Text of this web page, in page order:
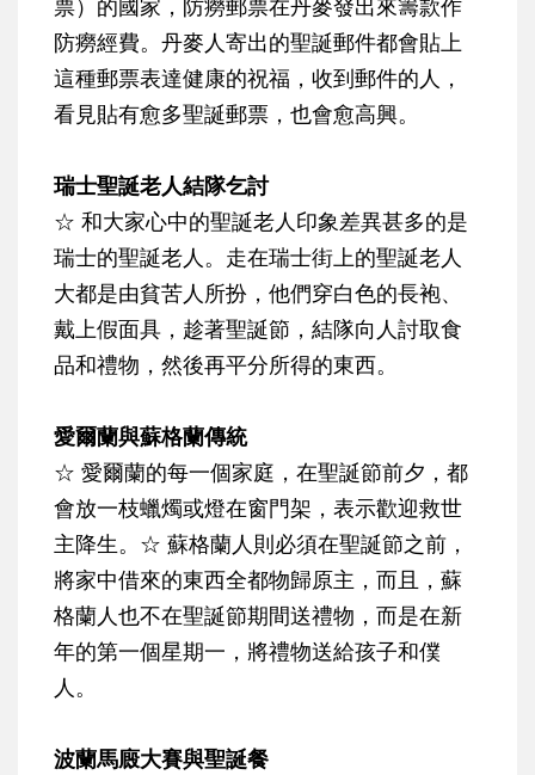
票）的國家，防癆郵票在丹麥發出來籌款作
防癆經費。丹麥人寄出的聖誕郵件都會貼上
這種郵票表達健康的祝福 ，收到郵件的人，
看見貼有愈多聖誕郵票，也會愈高興。
瑞士聖誕老人結隊乞討
☆ 和大家心中的聖誕老人印象差異甚多的是
瑞士的聖誕老人。 走在瑞士街上的聖誕老人
大都是由貧苦人所扮 ，他們穿白色的長袍、
戴上假面具，趁著聖誕節，結隊向人討取食
品和禮物，然後再平分所得的東西。
愛爾蘭與蘇格蘭傳統
☆ 愛爾蘭的每一個家庭，在聖誕節前夕，都
會放一枝蠟燭或燈在窗門架，表示歡迎救世
主降生。 ☆ 蘇格蘭人則必須在聖誕節之前，
將家中借來的東西全都物歸原主 ，而且，蘇
格蘭人也不在聖誕節期間送禮物，而是在新
年的第一個星期一，將禮物送給孩子和僕
人。
波蘭馬廄大賽與聖誕餐